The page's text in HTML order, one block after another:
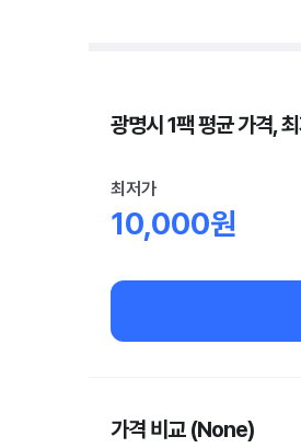
광명시 1팩 평균 가격,
최저가
10,000원
가격 비교 (None)